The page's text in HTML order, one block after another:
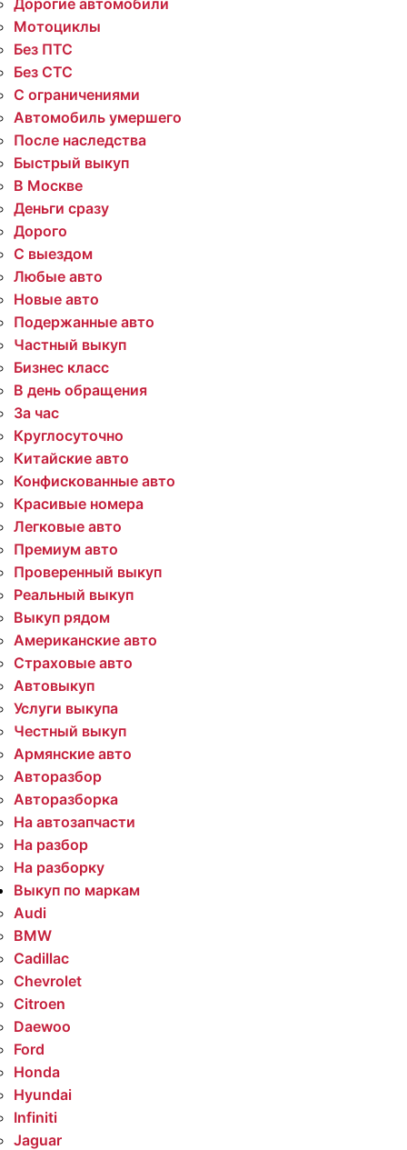
Дорогие автомобили
Мотоциклы
Без ПТС
Без СТС
С ограничениями
Автомобиль умершего
После наследства
Быстрый выкуп
В Москве
Деньги сразу
Дорого
С выездом
Любые авто
Новые авто
Подержанные авто
Частный выкуп
Бизнес класс
В день обращения
За час
Круглосуточно
Китайские авто
Конфискованные авто
Красивые номера
Легковые авто
Премиум авто
Проверенный выкуп
Реальный выкуп
Выкуп рядом
Американские авто
Страховые авто
Автовыкуп
Услуги выкупа
Честный выкуп
Армянские авто
Авторазбор
Авторазборка
На автозапчасти
На разбор
На разборку
Выкуп по маркам
Audi
BMW
Cadillac
Chevrolet
Citroen
Daewoo
Ford
Honda
Hyundai
Infiniti
Jaguar